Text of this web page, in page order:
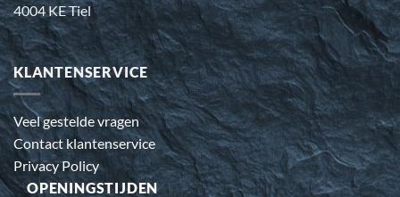
4004 KE Tiel
KLANTENSERVICE
Veel gestelde vragen
Contact klantenservice
Privacy Policy
OPENINGSTIJDEN